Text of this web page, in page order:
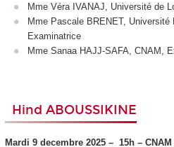
Mme Véra IVANAJ, Université de
Mme Pascale BRENET, Université
Examinatrice
Mme Sanaa HAJJ-SAFA, CNAM,
Hind ABOUSSIKINE
Mardi 9 decembre 2025 –15h – CNAM